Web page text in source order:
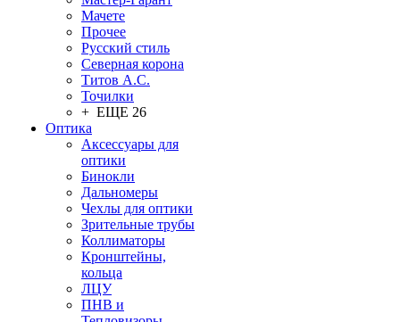
Мачете
Прочее
Русский стиль
Северная корона
Титов А.С.
Точилки
+ ЕЩЕ 26
Оптика
Аксессуары для
оптики
Бинокли
Дальномеры
Чехлы для оптики
Зрительные трубы
Коллиматоры
Кронштейны,
кольца
ЛЦУ
ПНВ и